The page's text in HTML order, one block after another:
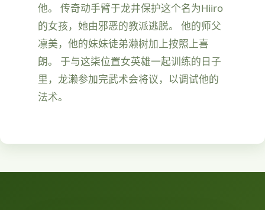
他。 传奇动手臂于龙井保护这个名为Hiiro
的女孩，她由邪恶的教派逃脱。 他的师父
凛美，他的妹妹徒弟濑树加上按照上喜
朗。 于与这柒位置女英雄一起训练的日子
里，龙濑参加完武术会将议，以调试他的
法术。